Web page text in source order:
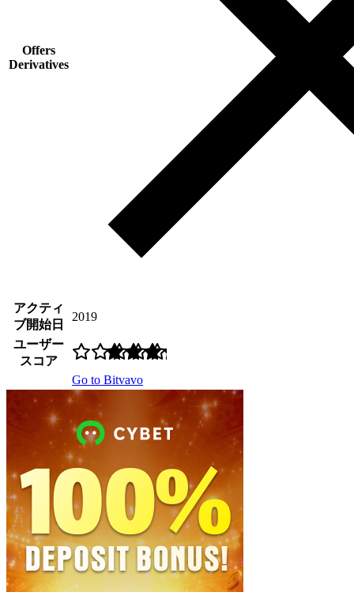
Offers
Derivatives
アクティ
ブ開始日
2019
ユーザー
スコア
Go to Bitvavo